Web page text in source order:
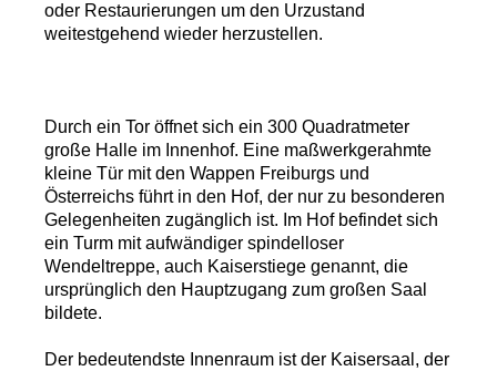
oder Restaurierungen um den Urzustand
weitestgehend wieder herzustellen.
Durch ein Tor öffnet sich ein 300 Quadratmeter
große Halle im Innenhof. Eine maßwerkgerahmte
kleine Tür mit den Wappen Freiburgs und
Österreichs führt in den Hof, der nur zu besonderen
Gelegenheiten zugänglich ist. Im Hof befindet sich
ein Turm mit aufwändiger spindelloser
Wendeltreppe, auch Kaiserstiege genannt, die
ursprünglich den Hauptzugang zum großen Saal
bildete.
Der bedeutendste Innenraum ist der Kaisersaal, der